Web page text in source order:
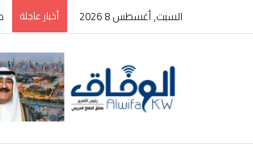
السبت, أغسطس 8 2026 أخبار عاجلة